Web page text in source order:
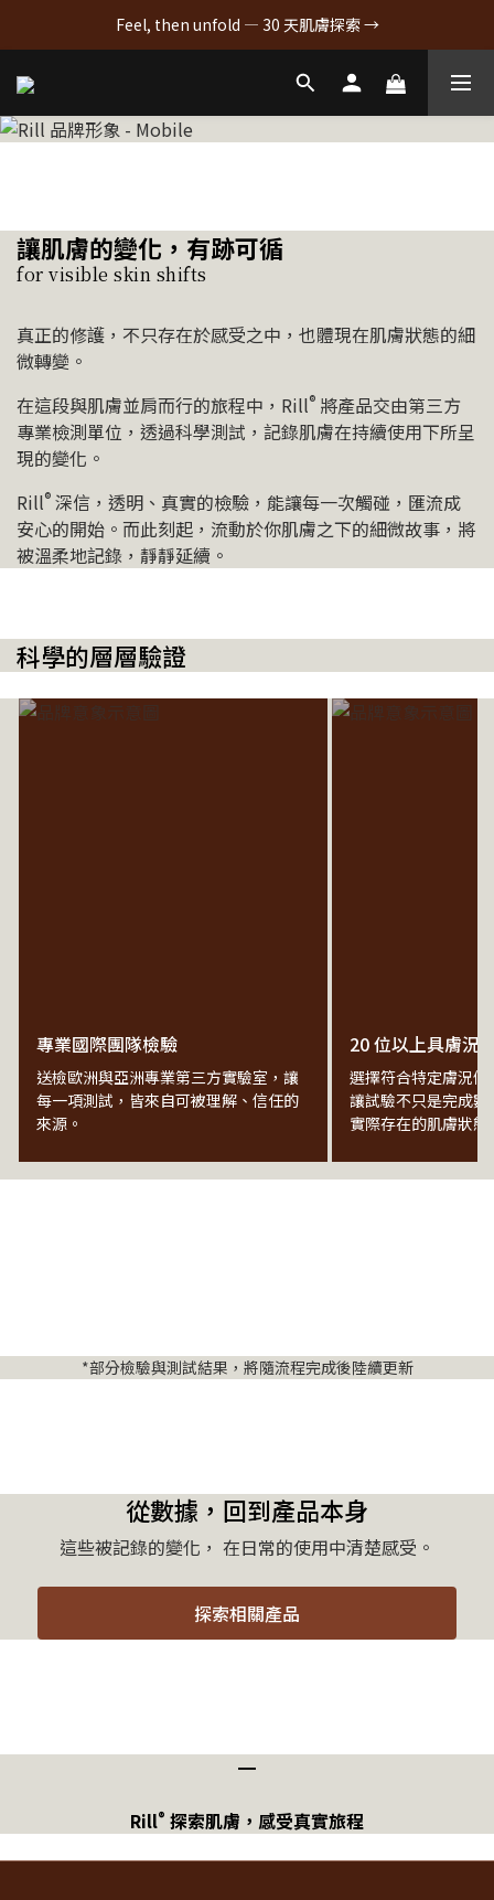
Feel, then unfold — 30 天肌膚探索 →
讓肌膚的變化，有跡可循
for visible skin shifts
真正的修護，不只存在於感受之中，也體現在肌膚狀態的細
微轉變。
在這段與肌膚並肩而行的旅程中，Rill® 將產品交由第三方
專業檢測單位，透過科學測試，記錄肌膚在持續使用下所呈
現的變化。
Rill® 深信，透明、真實的檢驗，能讓每一次觸碰，匯流成
安心的開始。而此刻起，流動於你肌膚之下的細微故事，將
被溫柔地記錄，靜靜延續。
科學的層層驗證
專業國際團隊檢驗
送檢歐洲與亞洲專業第三方實驗室，讓
每一項測試，皆來自可被理解、信任的
來源。
20 位以上具膚況
選擇符合特定膚況
讓試驗不只是完成
實際存在的肌膚狀態
*部分檢驗與測試結果，將隨流程完成後陸續更新
從數據，回到產品本身
這些被記錄的變化， 在日常的使用中清楚感受。
探索相關產品
━
Rill® 探索肌膚，感受真實旅程